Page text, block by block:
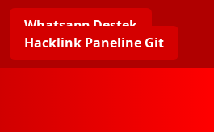
Whatsapp Destek
Hacklink Paneline Git